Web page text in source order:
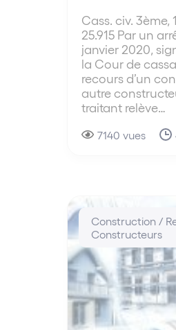
Cass. civ. 3ème,
25.915 Par un
janvier 2020,
la Cour de
recours d’un
autre
traitant relève…
7140 vues
Construction /
Constructeurs